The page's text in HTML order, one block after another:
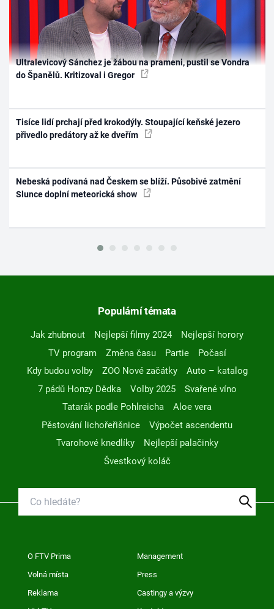
Ultralevicový Sánchez je žábou na prameni, pustil se Vondra
do Španělů. Kritizoval i Gregor
Tisíce lidí prchají před krokodýly. Stoupající keňské jezero
přivedlo predátory až ke dveřím
Nebeská podívaná nad Českem se blíží. Působivé zatmění
Slunce doplní meteorická show
Populární témata
Jak zhubnout Nejlepší filmy 2024
Nejlepší horory
TV program
Změna času Partie
Počasí
Kdy budou volby
ZOO Nové začátky
Auto – katalog
7 pádů Honzy Dědka
Volby 2025
Svařené víno
Tatarák podle Pohlreicha
Aloe vera
Pěstování lichořeřišnice
Výpočet ascendentu
Tvarohové knedlíky
Nejlepší palačinky
Švestkový koláč
O FTV Prima Management
Volná místa Press
Reklama Castingy a výzvy